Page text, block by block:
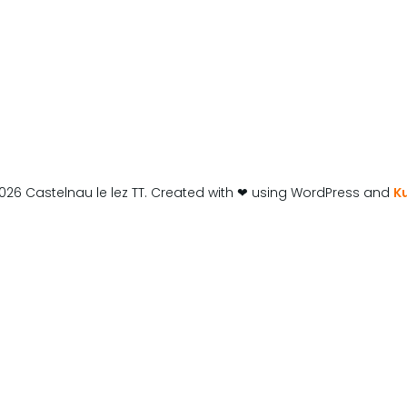
Castelnau le lez TT. Created with ❤ using WordPress and